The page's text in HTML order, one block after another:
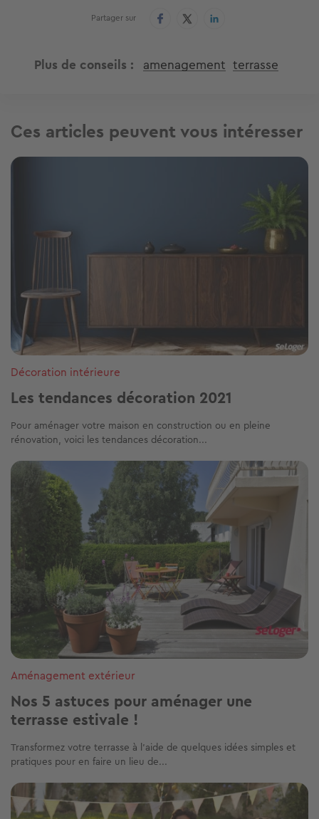
Partager sur
Plus de conseils amenagement terrasse
Ces articles peuvent vous intéresser
Image
Décoration intérieure
Les tendances décoration 2021
Pour aménager votre maison en construction ou en pleine
rénovation, voici les tendances décoration...
Image
Aménagement extérieur
Nos 5 astuces pour aménager une
terrasse estivale !
Transformez votre terrasse à l’aide de quelques idées simples et
pratiques pour en faire un lieu de...
Image